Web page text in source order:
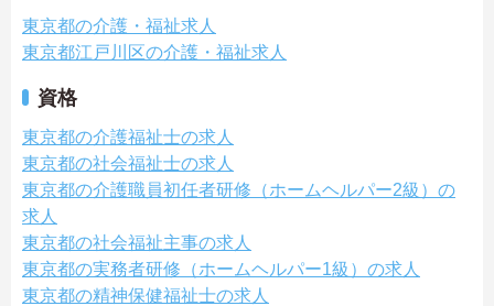
東京都の介護・福祉求人
東京都江戸川区の介護・福祉求人
資格
東京都の介護福祉士の求人
東京都の社会福祉士の求人
東京都の介護職員初任者研修（ホームヘルパー2級）の
求人
東京都の社会福祉主事の求人
東京都の実務者研修（ホームヘルパー1級）の求人
東京都の精神保健福祉士の求人